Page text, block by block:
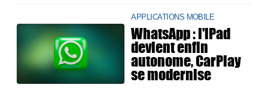
APPLICATIONS MOBILE
WhatsApp : l'iPad
devient enfin
autonome, CarPlay
se modernise